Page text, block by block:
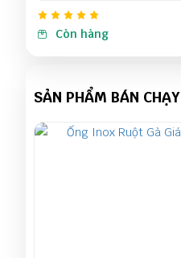
Còn hàng
SẢN PHẨM BÁN CHẠY